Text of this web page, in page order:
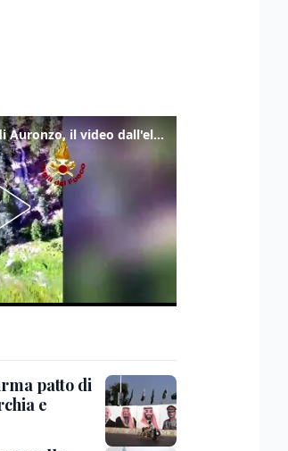
Frana lambisce le case di Auronzo, il video dall'elicottero dei vigili del fuoco
patto di
e